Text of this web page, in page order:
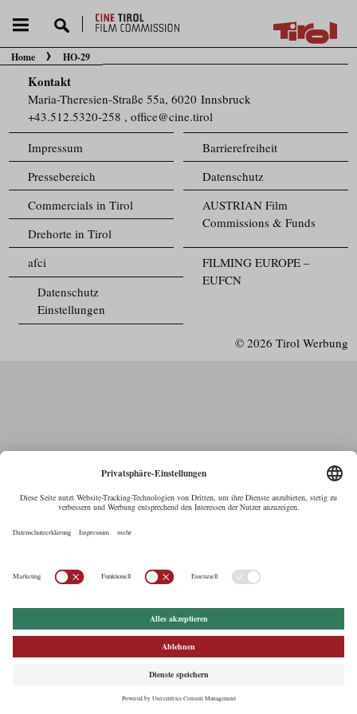
Sie befinden sich hier:
Home HO-29
Kontakt
Maria-Theresien-Straße 55a, 6020 Innsbruck
+43.512.5320-258 ,office@cine.tirol
Impressum
Barrierefreiheit
Pressebereich
Datenschutz
Commercials in Tirol
AUSTRIAN Film
Commissions & Funds
Drehorte in Tirol
FILMING EUROPE –
EUFCN
afci
Datenschutz
Einstellungen
© 2026 Tirol Werbung